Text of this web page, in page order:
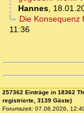
Hannes,
Die Konsequenz
11:36
257362 Einträge in 18362
registrierte, 3139 Gäste)
Forumszeit: 07.08.2026,